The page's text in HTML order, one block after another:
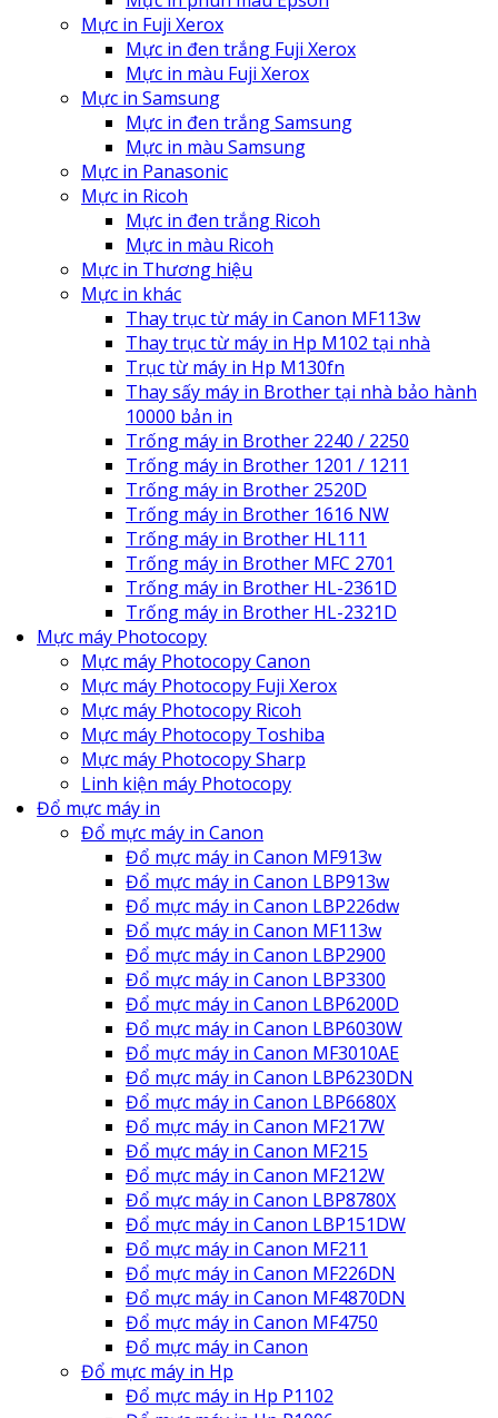
Mực in Fuji Xerox
Mực in đen trắng Fuji Xerox
Mực in màu Fuji Xerox
Mực in Samsung
Mực in đen trắng Samsung
Mực in màu Samsung
Mực in Panasonic
Mực in Ricoh
Mực in đen trắng Ricoh
Mực in màu Ricoh
Mực in Thương hiệu
Mực in khác
Thay trục từ máy in Canon MF113w
Thay trục từ máy in Hp M102 tại nhà
Trục từ máy in Hp M130fn
Thay sấy máy in Brother tại nhà bảo hành
10000 bản in
Trống máy in Brother 2240 / 2250
Trống máy in Brother 1201 / 1211
Trống máy in Brother 2520D
Trống máy in Brother 1616 NW
Trống máy in Brother HL111
Trống máy in Brother MFC 2701
Trống máy in Brother HL-2361D
Trống máy in Brother HL-2321D
Mực máy Photocopy
Mực máy Photocopy Canon
Mực máy Photocopy Fuji Xerox
Mực máy Photocopy Ricoh
Mực máy Photocopy Toshiba
Mực máy Photocopy Sharp
Linh kiện máy Photocopy
Đổ mực máy in
Đổ mực máy in Canon
Đổ mực máy in Canon MF913w
Đổ mực máy in Canon LBP913w
Đổ mực máy in Canon LBP226dw
Đổ mực máy in Canon MF113w
Đổ mực máy in Canon LBP2900
Đổ mực máy in Canon LBP3300
Đổ mực máy in Canon LBP6200D
Đổ mực máy in Canon LBP6030W
Đổ mực máy in Canon MF3010AE
Đổ mực máy in Canon LBP6230DN
Đổ mực máy in Canon LBP6680X
Đổ mực máy in Canon MF217W
Đổ mực máy in Canon MF215
Đổ mực máy in Canon MF212W
Đổ mực máy in Canon LBP8780X
Đổ mực máy in Canon LBP151DW
Đổ mực máy in Canon MF211
Đổ mực máy in Canon MF226DN
Đổ mực máy in Canon MF4870DN
Đổ mực máy in Canon MF4750
Đổ mực máy in Canon
Đổ mực máy in Hp
Đổ mực máy in Hp P1102